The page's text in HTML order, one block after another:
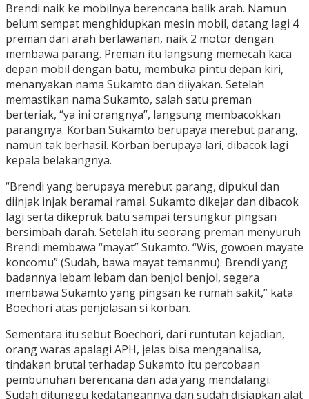
Brendi naik ke mobilnya berencana balik arah. Namun
belum sempat menghidupkan mesin mobil, datang lagi 4
preman dari arah berlawanan, naik 2 motor dengan
membawa parang. Preman itu langsung memecah kaca
depan mobil dengan batu, membuka pintu depan kiri,
menanyakan nama Sukamto dan diiyakan. Setelah
memastikan nama Sukamto, salah satu preman
berteriak, “ya ini orangnya”, langsung membacokkan
parangnya. Korban Sukamto berupaya merebut parang,
namun tak berhasil. Korban berupaya lari, dibacok lagi
kepala belakangnya.
“Brendi yang berupaya merebut parang, dipukul dan
diinjak injak beramai ramai. Sukamto dikejar dan dibacok
lagi serta dikepruk batu sampai tersungkur pingsan
bersimbah darah. Setelah itu seorang preman menyuruh
Brendi membawa “mayat” Sukamto. “Wis, gowoen mayate
koncomu” (Sudah, bawa mayat temanmu). Brendi yang
badannya lebam lebam dan benjol benjol, segera
membawa Sukamto yang pingsan ke rumah sakit,” kata
Boechori atas penjelasan si korban.
Sementara itu sebut Boechori, dari runtutan kejadian,
orang waras apalagi APH, jelas bisa menganalisa,
tindakan brutal terhadap Sukamto itu percobaan
pembunuhan berencana dan ada yang mendalangi.
Sudah ditunggu kedatangannya dan sudah disiapkan alat